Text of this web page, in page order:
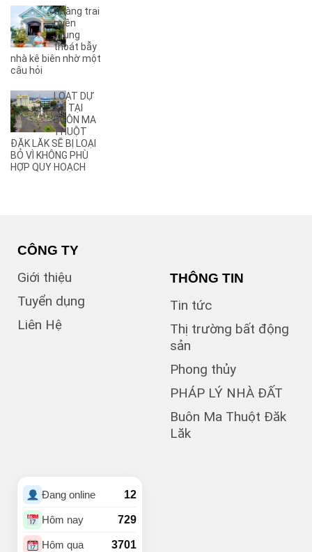
A8(3)
A9(2)
Ama Jhao(27)
Ama Khê (44)
Ama Pui
Ami Đoan(2)
An Dương Vương (8)
Ân Phú(2)
Âu Cơ(3)
B(2)
B5(6)
Bà Triệu(1)
Bạch Đằng (1)
Bùi Hữu Nghĩa (1)
Bùi Huy Bích(3)
Buôn Hrat
BUÔN HUÊ (4)
Buôn Ju(20)
Buôn KBu
Chàng trai
miền
Trung
thoát bẫy
nhà kê biên nhờ một
câu hỏi
LOẠT DỰ
ÁN TẠI
BUÔN MA
THUỘT
ĐĂK LĂK SẼ BỊ LOẠI
BỎ VÌ KHÔNG PHÙ
HỢP QUY HOẠCH
CÔNG TY
Giới thiệu
Tuyển dụng
Liên Hệ
THÔNG TIN
Tin tức
Thị trường bất động
sản
Phong thủy
PHÁP LÝ NHÀ ĐẤT
Buôn Ma Thuột Đăk
Lăk
Đang online 12
Hôm nay 729
Hôm qua 3701